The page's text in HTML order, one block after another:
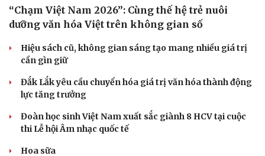
“Chạm Việt Nam 2026”: Cùng thế hệ trẻ nuôi
dưỡng văn hóa Việt trên không gian số
Hiệu sách cũ, không gian sáng tạo mang nhiều giá trị
cần gìn giữ
Đắk Lắk yêu cầu chuyển hóa giá trị văn hóa thành động
lực tăng trưởng
Đoàn học sinh Việt Nam xuất sắc giành 8 HCV tại cuộc
thi Lễ hội Âm nhạc quốc tế
Hoa sữa